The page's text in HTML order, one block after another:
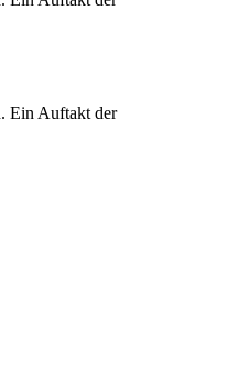
Ein Auftakt der